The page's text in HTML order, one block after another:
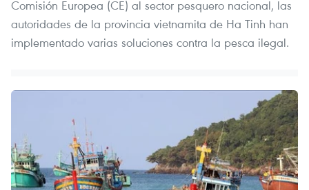
Comisión Europea (CE) al sector pesquero nacional, las
autoridades de la provincia vietnamita de Ha Tinh han
implementado varias soluciones contra la pesca ilegal.